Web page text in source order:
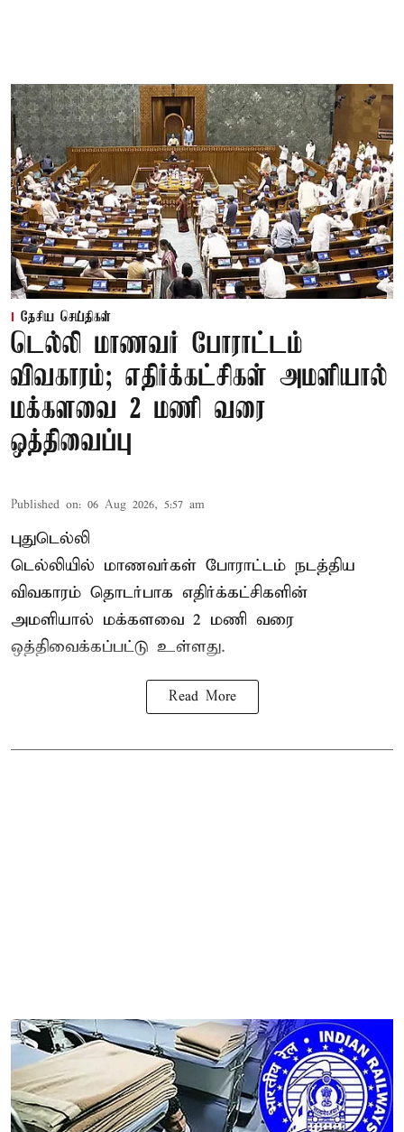
தேசிய செய்திகள்
டெல்லி மாணவர் போராட்டம்
விவகாரம்; எதிர்க்கட்சிகள் அமளியால்
மக்களவை 2 மணி வரை
ஒத்திவைப்பு
Published on: 06 Aug 2026, 5:57 am
புதுடெல்லி
டெல்லியில் மாணவர்கள் போராட்டம் நடத்திய
விவகாரம் தொடர்பாக எதிர்க்கட்சிகளின்
அமளியால் மக்களவை 2 மணி வரை
ஒத்திவைக்கப்பட்டு உள்ளது.
Read More